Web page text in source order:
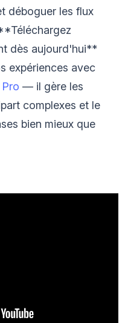
déboguer les flux
dès aujourd'hui**
expériences avec
— il gère les
complexes et le
bien mieux que